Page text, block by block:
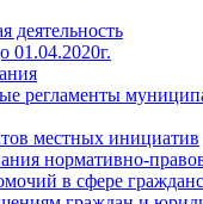
деятельность
01.04.2020г.
регламенты
местных инициатив
нормативно-
в сфере